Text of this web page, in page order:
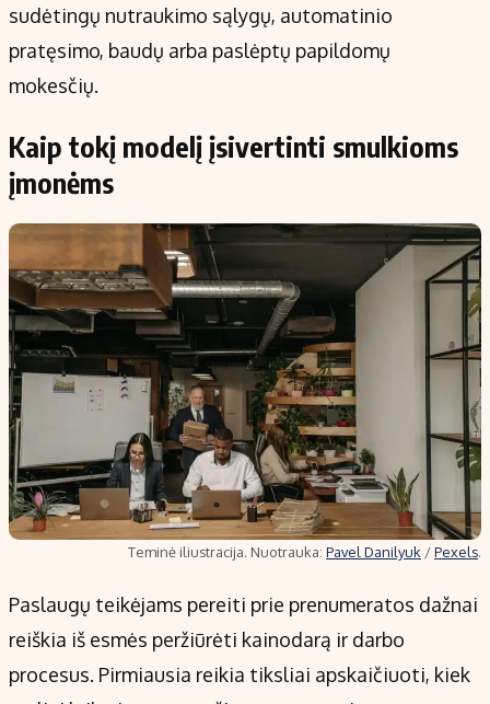
sudėtingų nutraukimo sąlygų, automatinio
pratęsimo, baudų arba paslėptų papildomų
mokesčių.
Kaip tokį modelį įsivertinti smulkioms
įmonėms
Teminė iliustracija. Nuotrauka: Pavel Danilyuk /Pexels.
Paslaugų teikėjams pereiti prie prenumeratos dažnai
reiškia iš esmės peržiūrėti kainodarą ir darbo
procesus. Pirmiausia reikia tiksliai apskaičiuoti, kiek